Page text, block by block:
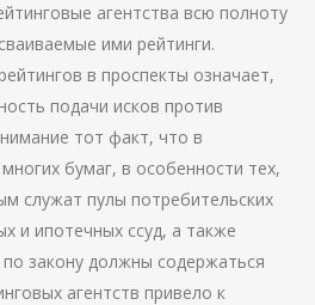
агентства всю полноту
ими рейтинги.
в проспекты означает,
подачи исков против
тот факт, что в
бумаг, в особенности тех,
служат пулы потребительских
и ипотечных ссуд, а также
закону должны содержаться
агентств привело к